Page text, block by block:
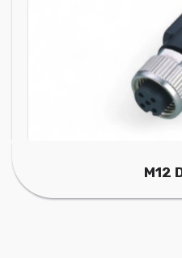
M12 Dişi